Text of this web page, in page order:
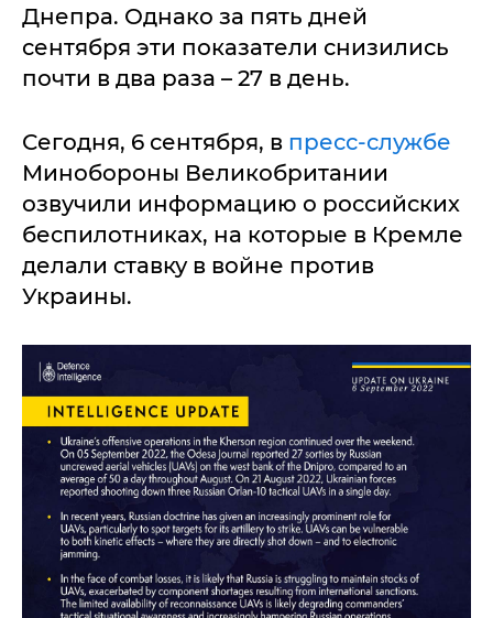
Днепра. Однако за пять дней
сентября эти показатели снизились
почти в два раза – 27 в день.
Сегодня, 6 сентября, в пресс-службе
Минобороны Великобритании
озвучили информацию о российских
беспилотниках, на которые в Кремле
делали ставку в войне против
Украины.